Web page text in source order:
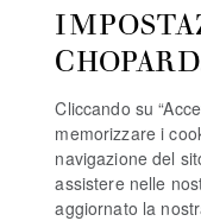
Cliccando su
memorizzare i
navigazione del
assistere nelle
aggiornato la